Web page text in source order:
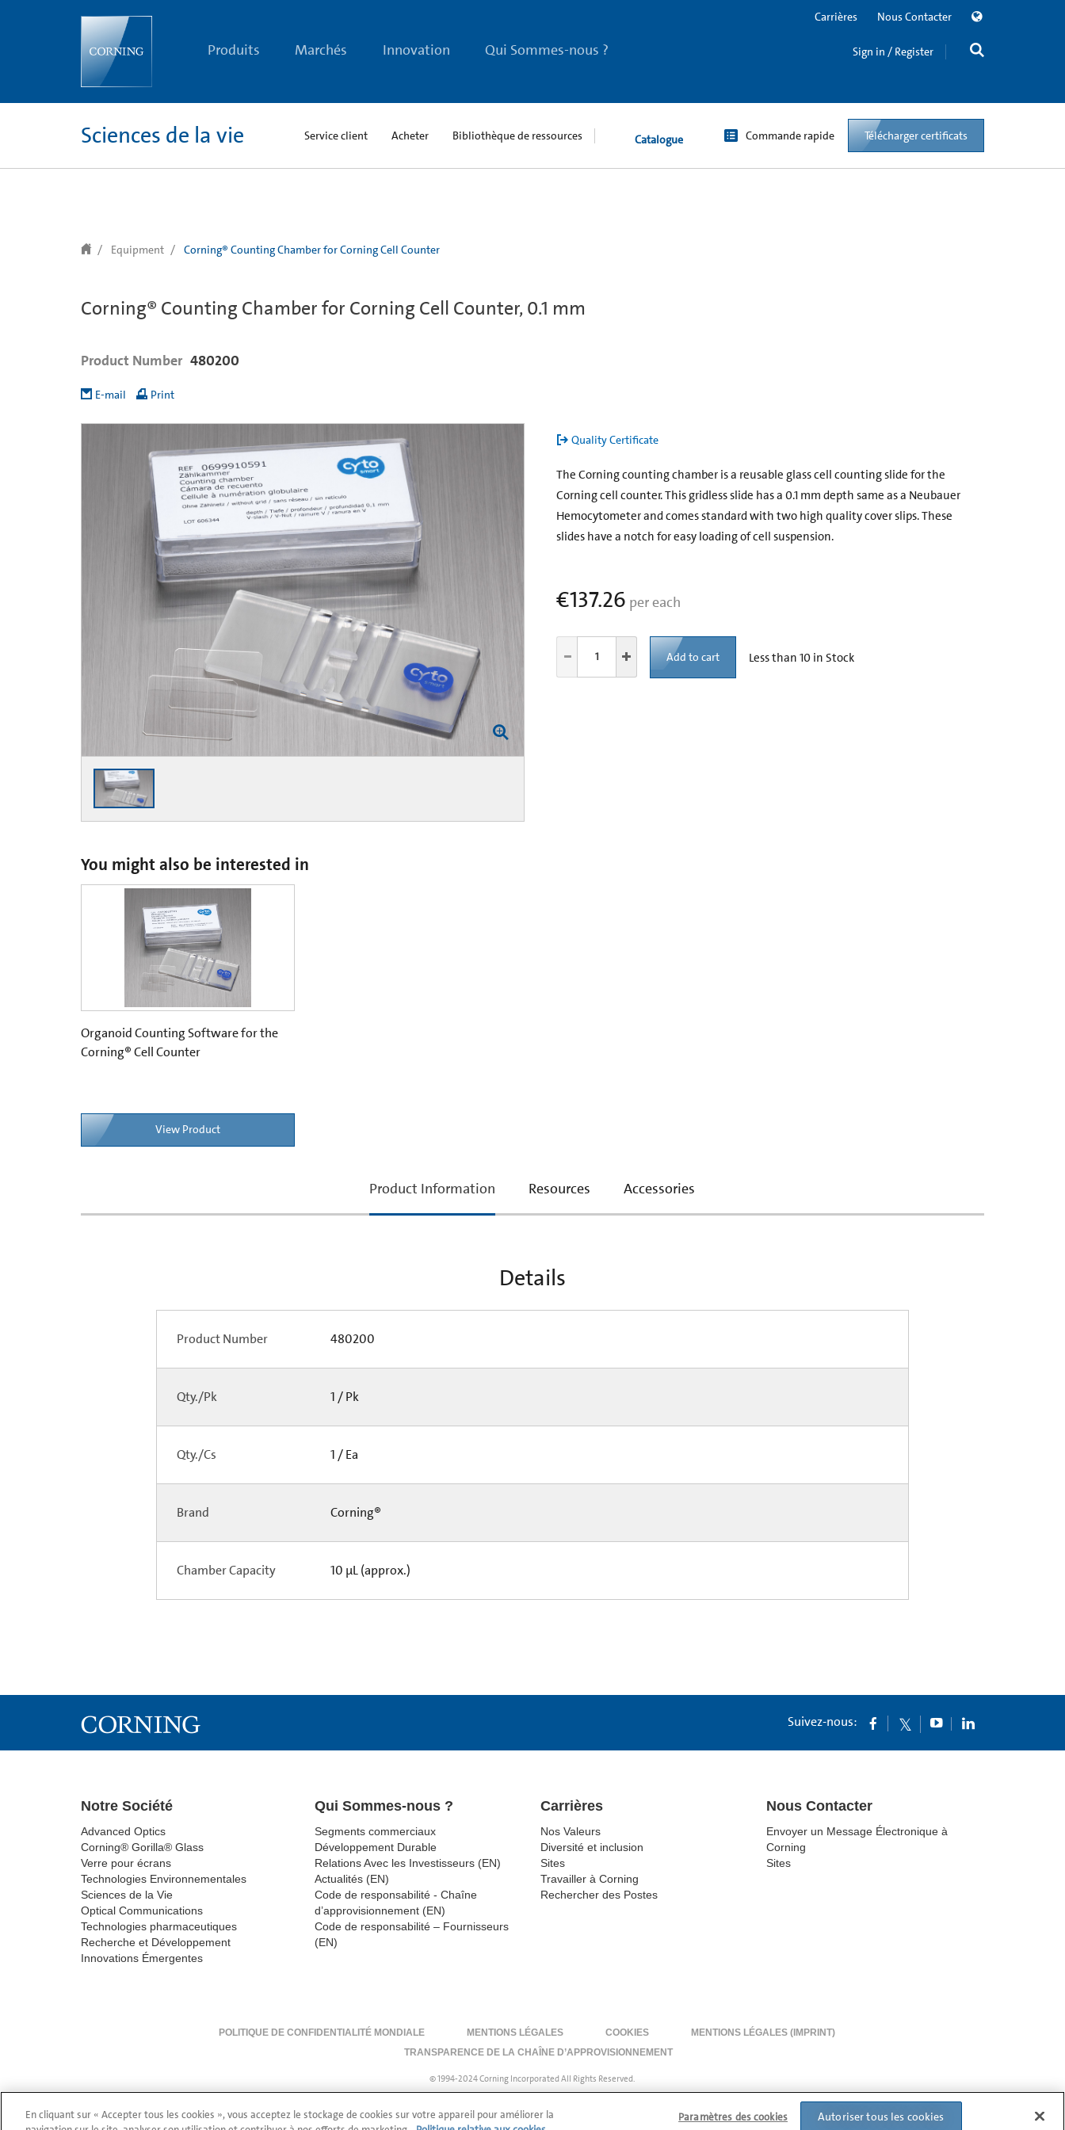
Produits Marchés Innovation Qui Sommes-nous ?
Carrières Nous Contacter
Sign in / Register
Sciences de la vie Service client Acheter Bibliothèque de ressources Catalogue Commande rapide Télécharger certificats
Equipment Corning® Counting Chamber for Corning Cell Counter
Corning® Counting Chamber for Corning Cell Counter, 0.1 mm
Product Number 480200
E-mail Print
Quality Certificate
The Corning counting chamber is a reusable glass cell counting slide for the
Corning cell counter. This gridless slide has a 0.1 mm depth same as a Neubauer
Hemocytometer and comes standard with two high quality cover slips. These
slides have a notch for easy loading of cell suspension.
€137.26 per each
Add to cart Less than 10 in Stock
You might also be interested in
Organoid Counting Software for the
Corning® Cell Counter
View Product
current
Product Information Resources Accessories
Details
Product Number 480200
Qty./Pk 1 / Pk
Qty./Cs 1 / Ea
Brand Corning®
Chamber Capacity 10 µL (approx.)
Suivez-nous:
Notre Société
Advanced Optics
Corning® Gorilla® Glass
Verre pour écrans
Technologies Environnementales
Sciences de la Vie
Optical Communications
Technologies pharmaceutiques
Recherche et Développement
Innovations Émergentes
Qui Sommes-nous ?
Segments commerciaux
Développement Durable
Relations Avec les Investisseurs (EN)
Actualités (EN)
Code de responsabilité - Chaîne
d’approvisionnement (EN)
Code de responsabilité – Fournisseurs
(EN)
Carrières
Nos Valeurs
Diversité et inclusion
Sites
Travailler à Corning
Rechercher des Postes
Nous Contacter
Envoyer un Message Électronique à
Corning
Sites
POLITIQUE DE CONFIDENTIALITÉ MONDIALE MENTIONS LÉGALES COOKIES
MENTIONS LÉGALES (IMPRINT)
TRANSPARENCE DE LA CHAÎNE D’APPROVISIONNEMENT
© 1994-2024 Corning Incorporated All Rights Reserved.
En cliquant sur « Accepter tous les cookies », vous acceptez le stockage de cookies sur votre appareil pour améliorer la
Paramètres des cookies Autoriser tous les cookies